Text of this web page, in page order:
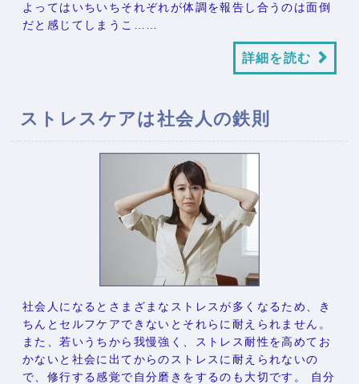
よってはいちいちそれぞれが体調を報告し合うのは面倒
だと感じてしまうこ……
詳細を読む
ストレスケアは社会人の鉄則
社会人になるとさまざまなストレスが多くなるため、き
ちんとセルフケアできないとそれらに耐えられません。
また、若いうちから我慢強く、ストレス耐性を高めてお
かないと社会に出てからのストレスに耐えられないの
で、修行する感覚で自分磨きをするのも大切です。 自分